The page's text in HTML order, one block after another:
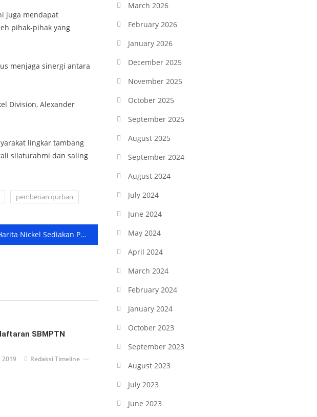
juga mendapat
pihak-pihak yang
menjaga sinergi antara
Division, Alexander
lingkar tambang
silaturahmi dan saling
pemberian qurban
Harita Nickel Sediakan Pojok Baca Di Kelas
SBMPTN
2019 Redaksi Timeline
March 2026
February 2026
January 2026
December 2025
November 2025
October 2025
September 2025
August 2025
September 2024
August 2024
July 2024
June 2024
May 2024
April 2024
March 2024
February 2024
January 2024
October 2023
September 2023
August 2023
July 2023
June 2023